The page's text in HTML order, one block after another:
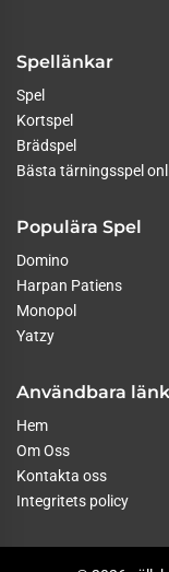
Spellänkar
Spel
Kortspel
Brädspel
Bästa tärningsspel
Populära Spel
Domino
Harpan Patiens
Monopol
Yatzy
Användbara
Hem
Om Oss
Kontakta oss
Integritets policy